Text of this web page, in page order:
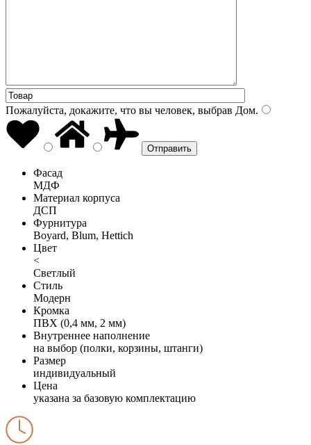
Пожалуйста, докажите, что вы человек, выбрав Дом.
Фасад
МДФ
Материал корпуса
ДСП
Фурнитура
Boyard, Blum, Hettich
Цвет
<
Светлый
Стиль
Модерн
Кромка
ПВХ (0,4 мм, 2 мм)
Внутреннее наполнение
на выбор (полки, корзины, штанги)
Размер
индивидуальный
Цена
указана за базовую комплектацию